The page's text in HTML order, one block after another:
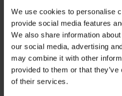
We use cookies to personalise
provide social media features
We also share information
our social media, advertising
may combine it with other
provided to them or that
of their services.
-30%
Zavodljive gaćice Sarah s
otvorenim međunožjem
Popust
15,39 € Prvobitna cijena
21,99 €